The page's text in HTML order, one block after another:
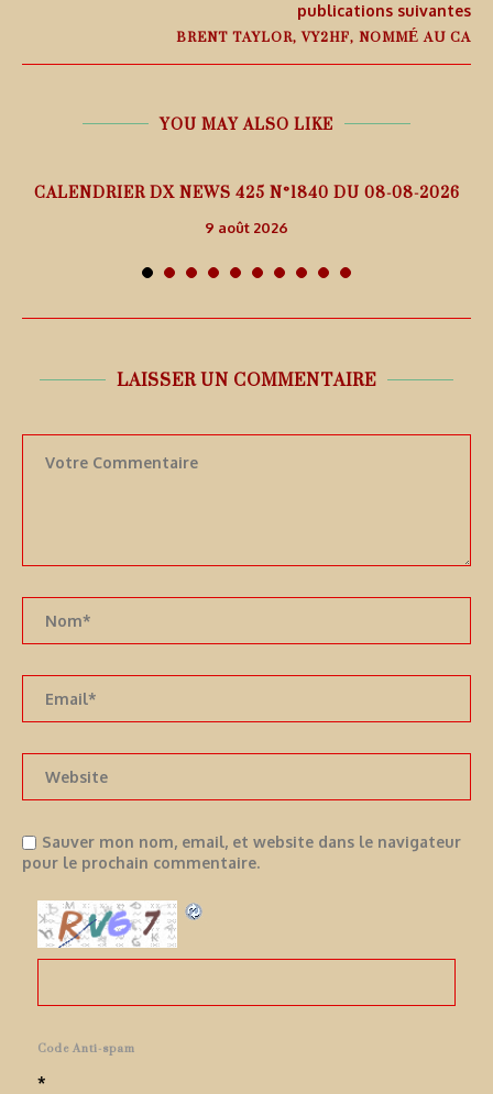
publications suivantes
BRENT TAYLOR, VY2HF, NOMMÉ AU CA
YOU MAY ALSO LIKE
CALENDRIER DX NEWS 425 N°1840 DU 08-08-2026
9 août 2026
LAISSER UN COMMENTAIRE
Sauver mon nom, email, et website dans le navigateur
pour le prochain commentaire.
Code Anti-spam
*